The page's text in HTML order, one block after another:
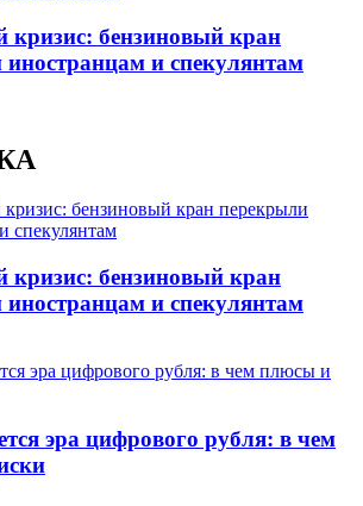
кризис: бензиновый кран
и спекулянтам
кризис: бензиновый кран
и спекулянтам
эра цифрового рубля: в чем